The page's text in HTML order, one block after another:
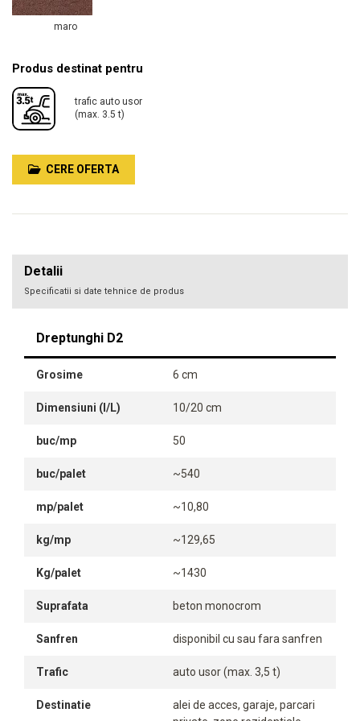
maro
Produs destinat pentru
trafic auto usor
(max. 3.5 t)
CERE OFERTA
Detalii
Specificatii si date tehnice de produs
Dreptunghi D2
Grosime 6 cm
Dimensiuni (l/L) 10/20 cm
buc/mp 50
buc/palet ~540
mp/palet ~10,80
kg/mp ~129,65
Kg/palet ~1430
Suprafata beton monocrom
Sanfren disponibil cu sau fara sanfren
Trafic auto usor (max. 3,5 t)
Destinatie
alei de acces, garaje, parcari